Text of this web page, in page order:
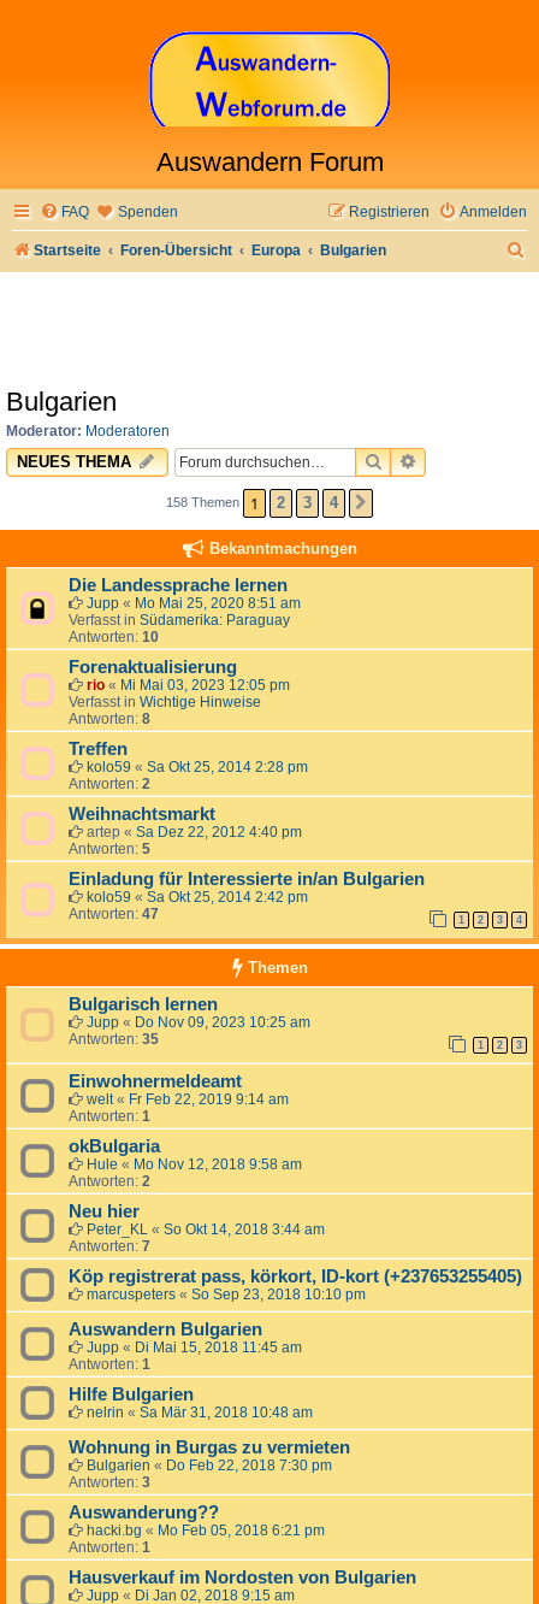
Auswandern Forum
FAQ Spenden Anmelden
Registrieren
Startseite Foren-Übersicht Europa Bulgarien
Bulgarien
Moderator: Moderatoren
NEUES THEMA SUCHEERWEITERTE
158 Themen 1 2 3 4
Bekanntmachungen
Die Landessprache lernen
Jupp « Mo Mai 25, 2020 8:51 am
Verfasst in Südamerika: Paraguay
Antworten: 10
Forenaktualisierung
rio « Mi Mai 03, 2023 12:05 pm
Verfasst in Wichtige Hinweise
Antworten: 8
Treffen
kolo59 « Sa Okt 25, 2014 2:28 pm
Antworten: 2
Weihnachtsmarkt
artep « Sa Dez 22, 2012 4:40 pm
Antworten: 5
Einladung für Interessierte in/an Bulgarien
kolo59 « Sa Okt 25, 2014 2:42 pm
Antworten: 47 1 2 3 4
Themen
Bulgarisch lernen
Jupp « Do Nov 09, 2023 10:25 am
Antworten: 35 1 2 3
Einwohnermeldeamt
welt« Fr Feb 22, 2019 9:14 am
Antworten: 1
okBulgaria
Hule « Mo Nov 12, 2018 9:58 am
Antworten: 2
Neu hier
Peter_KL « So Okt 14, 2018 3:44 am
Antworten: 7
Köp registrerat pass, körkort, ID-kort (+237653255405)
marcuspeters « So Sep 23, 2018 10:10 pm
Auswandern Bulgarien
Jupp « Di Mai 15, 2018 11:45 am
Antworten: 1
Hilfe Bulgarien
nelrin « Sa Mär 31, 2018 10:48 am
Wohnung in Burgas zu vermieten
Bulgarien « Do Feb 22, 2018 7:30 pm
Antworten: 3
Auswanderung??
hacki.bg « Mo Feb 05, 2018 6:21 pm
Antworten: 1
Hausverkauf im Nordosten von Bulgarien
Jupp « Di Jan 02, 2018 9:15 am